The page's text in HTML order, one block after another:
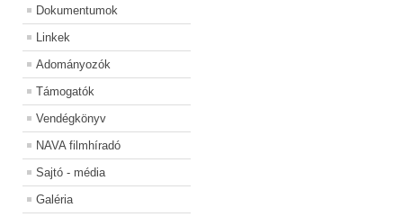
Dokumentumok
Linkek
Adományozók
Támogatók
Vendégkönyv
NAVA filmhíradó
Sajtó - média
Galéria